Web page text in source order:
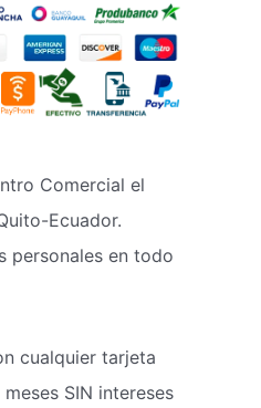
Comercial el
Ecuador.
personales en todo
cualquier tarjeta
SIN intereses